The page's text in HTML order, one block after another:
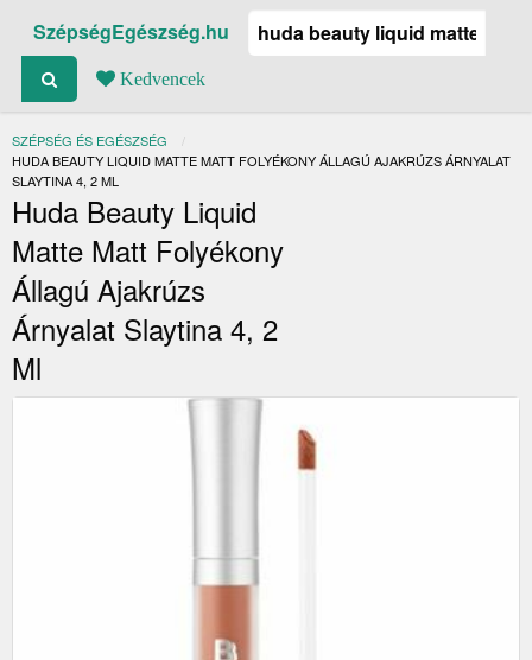
SzépségEgészség.hu
Kedvencek
SZÉPSÉG ÉS EGÉSZSÉG
JELENLEGI:
HUDA BEAUTY LIQUID MATTE MATT FOLYÉKONY ÁLLAGÚ AJAKRÚZS ÁRNYALAT
SLAYTINA 4, 2 ML
Huda Beauty Liquid
Matte Matt Folyékony
Állagú Ajakrúzs
Árnyalat Slaytina 4, 2
Ml